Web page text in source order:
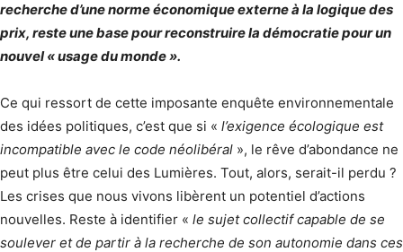
recherche d’une norme économique externe à la logique des
prix, reste une base pour reconstruire la démocratie pour un
nouvel « usage du monde ».
Ce qui ressort de cette imposante enquête environnementale
des idées politiques, c’est que si « l’exigence écologique est
incompatible avec le code néolibéral », le rêve d’abondance ne
peut plus être celui des Lumières. Tout, alors, serait-il perdu ?
Les crises que nous vivons libèrent un potentiel d’actions
nouvelles. Reste à identifier « le sujet collectif capable de se
soulever et de partir à la recherche de son autonomie dans ces